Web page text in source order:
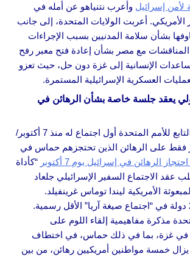
لأمن إسرائيل وأعرب نتنياهو عن أمله في
الأمريكي. أعربت الولايات المتحدة، إلى جانب
بشأن سلامة المدنيين بسبب الإجراءات
المناقشات مع مصر بشأن إعادة فتح معبر رفح
الإنسانية إلى غزة دون حل، حيث تعزو
العسكرية الإسرائيلية المستمرة.
يعقد جلسة خاصة بشأن الرهائن في
يعقد مجلس الأمن التابع للأمم المتحدة أول اجتماع له منذ 7 أكتوبر/
فقط على الرهائن الذين تحتجزهم حماس في
الرهائن في إسرائيل يوم 7 أكتوبر
“كأداة
عقد الاجتماع السفير الإسرائيلي جلعاد
الأمريكية ليندا توماس غرينفيلد.
ستشارك حوالي 20 دولة في “اجتماع صيغة آريا” الأقل رسمية.
مذكرة مفاهيمية إلقاء اللوم على
في غزة، بما في ذلك حماس، في اختطاف
يزال خمسة مواطنين أمريكيين رهائن، من بين